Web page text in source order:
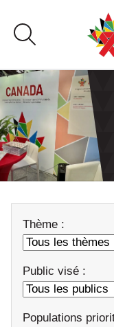
contenu
À propos de SIDA
Banque de
Pavillon du
English
Thème :
Public visé :
Populations